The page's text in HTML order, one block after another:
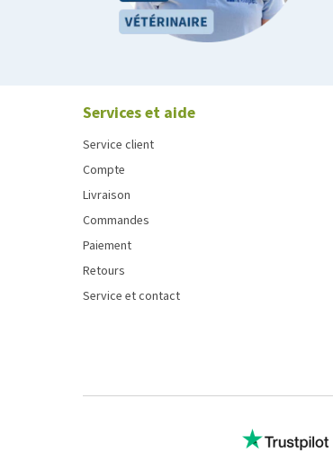
Services et aide
Service client
Compte
Livraison
Commandes
Paiement
Retours
Service et contact